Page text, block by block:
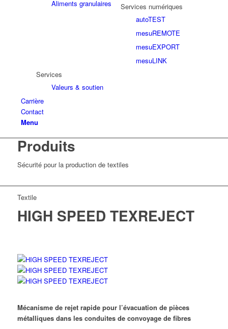
Aliments granulaires
Services numériques
autoTEST
mesuREMOTE
mesuEXPORT
mesuLINK
Services
Valeurs & soutien
Carrière
Contact
Menu
Produits
Sécurité pour la production de textiles
Textile
HIGH SPEED TEXREJECT
Mécanisme de rejet rapide pour l’évacuation de pièces
métalliques dans les conduites de convoyage de fibres